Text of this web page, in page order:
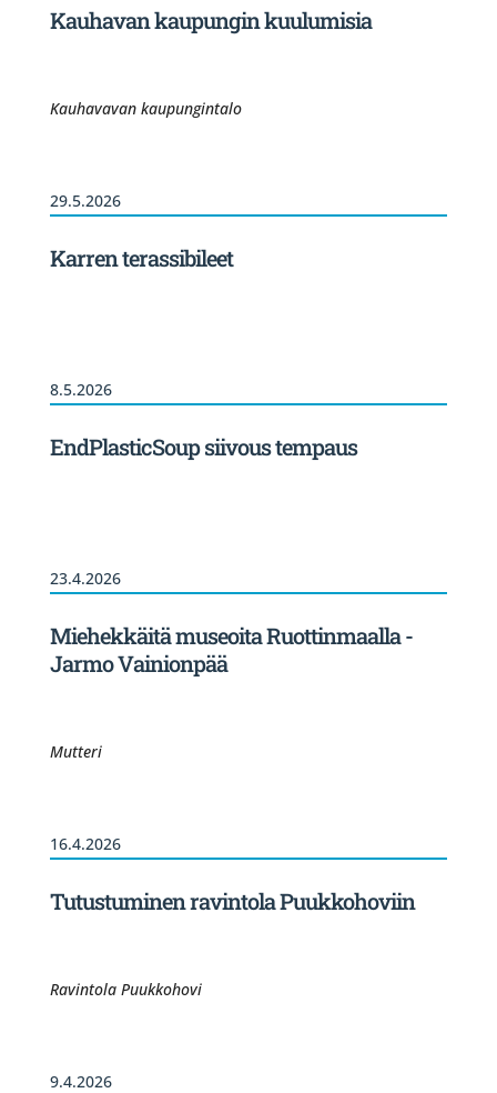
Kauhavan kaupungin kuulumisia
Kauhavavan kaupungintalo
29.5.2026
Karren terassibileet
8.5.2026
EndPlasticSoup siivous tempaus
23.4.2026
Miehekkäitä museoita Ruottinmaalla -
Jarmo Vainionpää
Mutteri
16.4.2026
Tutustuminen ravintola Puukkohoviin
Ravintola Puukkohovi
9.4.2026